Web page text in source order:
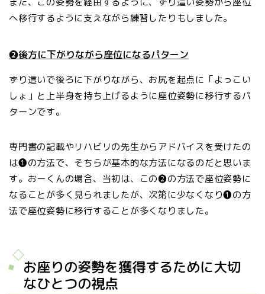
へ移行するように支えながら練習したりもしました。
❷後方に下がりながら座位になるパターン
ずり這いで後ろに下がりながら、お尻を起点に「よっこい
しょ」と上半身を持ち上げるように座位姿勢に移行するパ
ターンです。
専門書の記載やリハビリの先生からアドバイスを受けたの
は❶の方法で、そちらが基本的な方法になるのだと思いま
す。おーくんの場合、当初は、この❷の方法で座位姿勢に
なることが多く見られましたが、次第に少なくなり❶の方
法で座位姿勢に移行することが多くなりました。
お座りの姿勢を獲得するために大切
なひとつの視点